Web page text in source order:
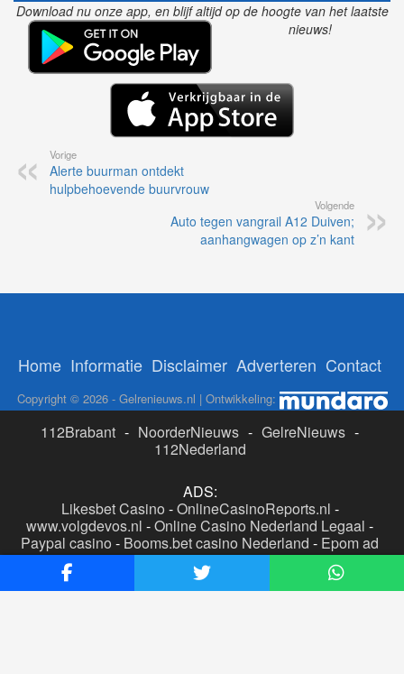
Download nu onze app, en blijf altijd op de hoogte van het laatste
nieuws!
Vorige
Alerte buurman ontdekt
hulpbehoevende buurvrouw
Volgende
Auto tegen vangrail A12 Duiven;
aanhangwagen op z’n kant
Home Informatie Disclaimer Adverteren Contact
Copyright © 2026 - Gelrenieuws.nl | Ontwikkeling:
112Brabant - NoorderNieuws - GelreNieuws -
112Nederland
ADS:
Likesbet Casino -OnlineCasinoReports.nl -
www.volgdevos.nl -Online Casino Nederland Legaal -
Paypal casino - Booms.bet casino Nederland - Epom ad
server-Casino boer-Online casino's Nederland